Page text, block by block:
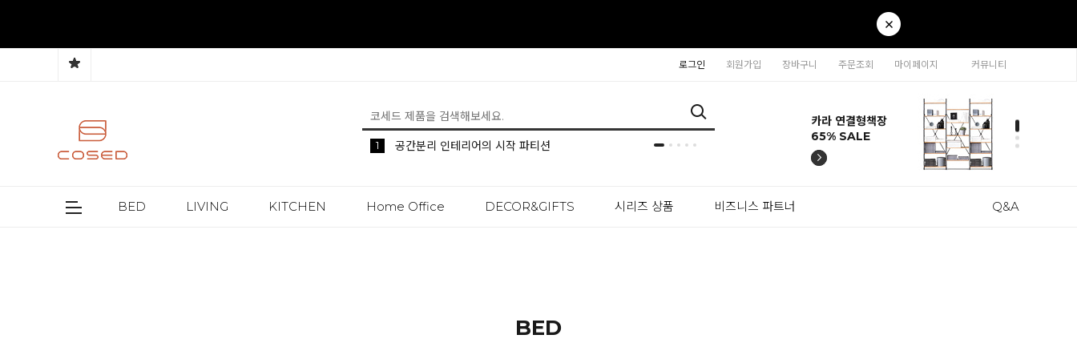
로그인 회원가입 장바구니 주문조회 마이페이지 커뮤니티
5 생활 속 편리한 이동식 사이드 테이블 시리즈
1 공간분리 인테리어의 시작 파티션
티나 인테리어의자
57% SALE
카라 연결형책장
65% SALE
이동형 높이조절
테이블 47% SALE
티나 인테리어의자
57% SALE
카라 연결형책장
65% SALE
BED LIVING KITCHEN Home Office DECOR&GIFTS 시리즈 상품 비즈니스 파트너 Q&A
BED